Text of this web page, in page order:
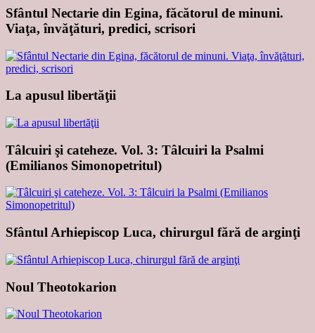
Sfântul Nectarie din Egina, făcătorul de minuni.
Viaţa, învăţături, predici, scrisori
La apusul libertăţii
Tâlcuiri şi cateheze. Vol. 3: Tâlcuiri la Psalmi
(Emilianos Simonopetritul)
Sfântul Arhiepiscop Luca, chirurgul fără de arginţi
Noul Theotokarion